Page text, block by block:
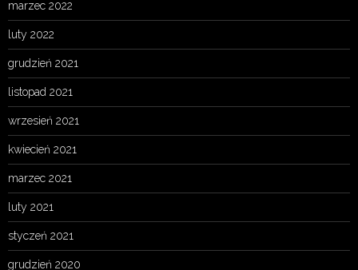
marzec 2022
luty 2022
grudzień 2021
listopad 2021
wrzesień 2021
kwiecień 2021
marzec 2021
luty 2021
styczeń 2021
grudzień 2020